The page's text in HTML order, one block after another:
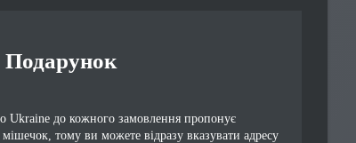
Подарунок
Ukraine до кожного замовлення пропонує
тому ви можете відразу вказувати адресу